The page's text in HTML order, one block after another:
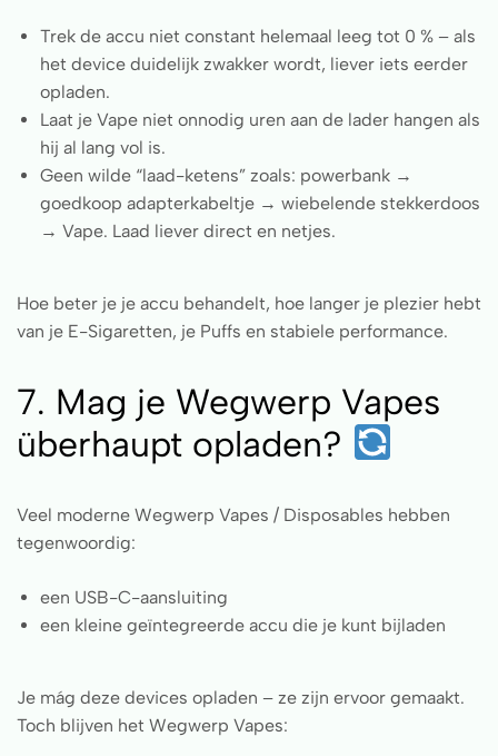
Trek de accu niet constant helemaal leeg tot 0 % – als
het device duidelijk zwakker wordt, liever iets eerder
opladen.
Laat je Vape niet onnodig uren aan de lader hangen als
hij al lang vol is.
Geen wilde “laad-ketens” zoals: powerbank →
goedkoop adapterkabeltje → wiebelende stekkerdoos
→ Vape. Laad liever direct en netjes.
Hoe beter je je accu behandelt, hoe langer je plezier hebt
van je E-Sigaretten, je Puffs en stabiele performance.
7. Mag je Wegwerp Vapes
überhaupt opladen?
Veel moderne Wegwerp Vapes / Disposables hebben
tegenwoordig:
een USB-C-aansluiting
een kleine geïntegreerde accu die je kunt bijladen
Je mág deze devices opladen – ze zijn ervoor gemaakt.
Toch blijven het Wegwerp Vapes: